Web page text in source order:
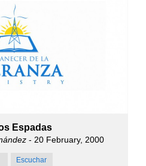
Espadas
- 20 February, 2000
Escuchar